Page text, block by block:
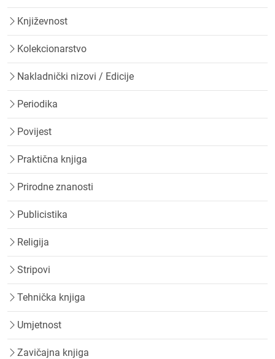
Književnost
Kolekcionarstvo
Nakladnički nizovi / Edicije
Periodika
Povijest
Praktična knjiga
Prirodne znanosti
Publicistika
Religija
Stripovi
Tehnička knjiga
Umjetnost
Zavičajna knjiga